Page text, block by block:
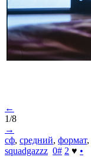
←
1/8
→
сф, средний, формат,
squadgazzz 0# 2 ♥ •